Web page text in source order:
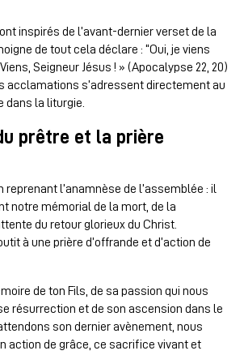
inspirés de l’avant-dernier verset de la
de tout cela déclare : “Oui, je viens
Seigneur Jésus ! » (Apocalypse 22, 20)
acclamations s’adressent directement au
dans la liturgie.
prêtre et la prière
reprenant l’anamnèse de l’assemblée : il
notre mémorial de la mort, de la
du retour glorieux du Christ.
à une prière d’offrande et d’action de
de ton Fils, de sa passion qui nous
résurrection et de son ascension dans le
son dernier avènement, nous
action de grâce, ce sacrifice vivant et